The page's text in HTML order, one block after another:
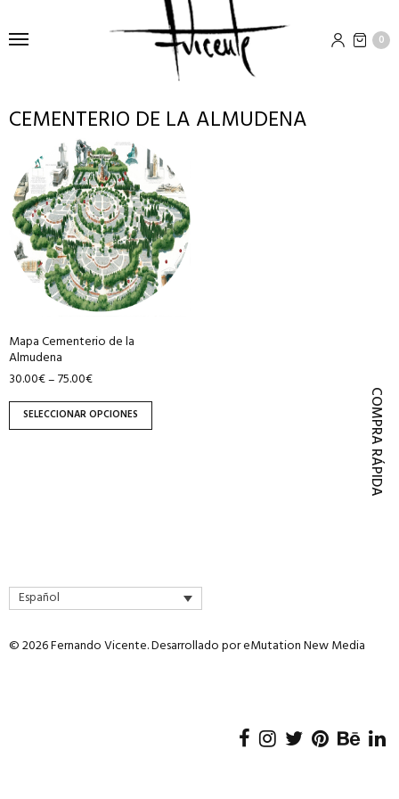
0
CEMENTERIO DE LA ALMUDENA
Mapa Cementerio de la
Almudena
30.00€–75.00€
SELECCIONAR OPCIONES
producto
tiene
múltiples
variantes.
Las
opciones
elegir
en
la
página
de
COMPRA RÁPIDA
Español
© 2026 Fernando Vicente. Desarrollado poreMutation New Media